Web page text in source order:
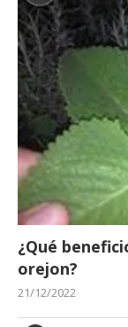
¿Qué
orejon?
21/12/2022